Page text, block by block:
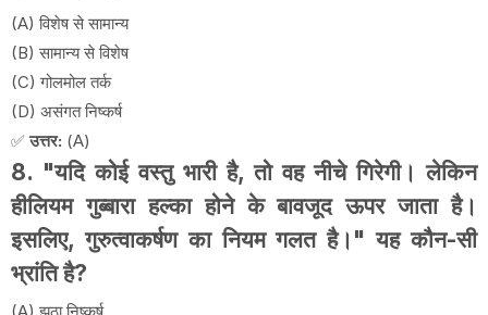
(A) विशेष से सामान्य
(B) सामान्य से विशेष
(C) गोलमोल तर्क
(D) असंगत निष्कर्ष
✅उत्तर: (A)
8. "यदि कोई वस्तु भारी है, तो वह नीचे गिरेगी। लेकिन
हीलियम गुब्बारा हल्का होने के बावजूद ऊपर जाता है।
इसलिए, गुरुत्वाकर्षण का नियम गलत है।" यह कौन-सी
भ्रांति है?